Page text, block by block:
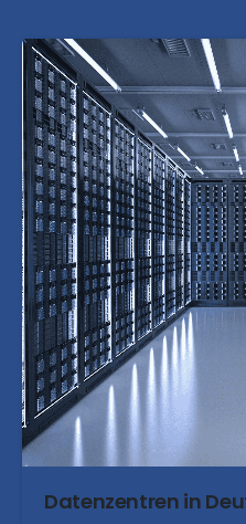
Datenzentren in